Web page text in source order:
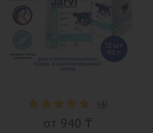
(4)
от 940 ₸